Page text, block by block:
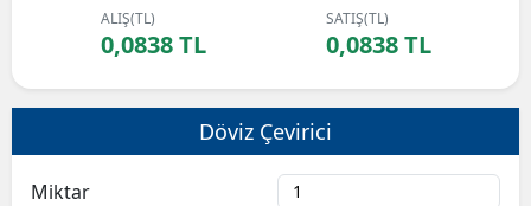
ALIŞ(TL)
0,0838 TL
SATIŞ(TL)
0,0838 TL
Döviz Çevirici
Miktar